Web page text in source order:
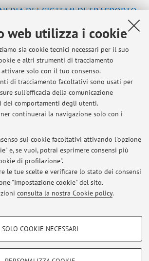
web utilizza i cookie
sia cookie tecnici necessari per il suo
e altri strumenti di tracciamento
solo con il tuo consenso.
di tracciamento facoltativi sono usati per
sull'efficacia della comunicazione
dei comportamenti degli utenti.
continuerai la navigazione solo con i
sui cookie facoltativi attivando l'opzione
e, se vuoi, potrai esprimere consensi più
di profilazione".
le tue scelte e verificare lo stato dei consensi
"Impostazione cookie" del sito.
consulta la nostra Cookie policy.
- FACOLTATIVI
SOLO COOKIE NECESSARI
DEI SISTEMI DI TRASPORTO
in Ingegneria civile
dal 15 settembre 2026 al 17
Ultimi avvisi
non sono presenti avvisi.
gestire tutti i contenuti del sito.